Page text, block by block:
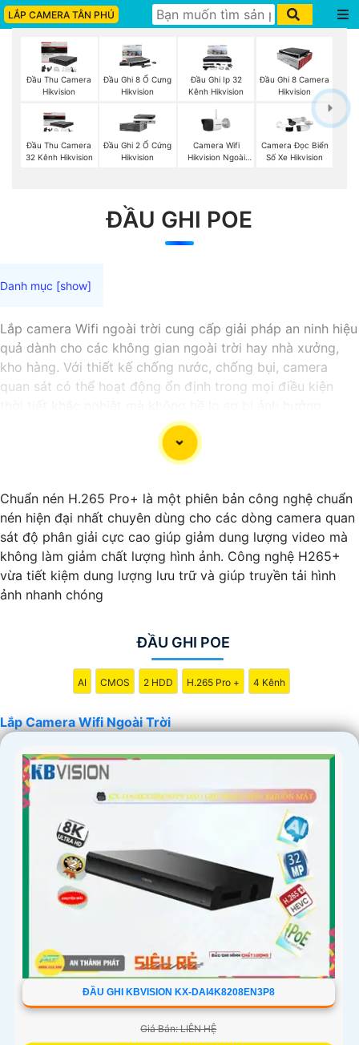
LẮP CAMERA TÂN PHÚ
Đầu Thu Camera
Hikvision
Đầu Ghi 8 Ổ Cưng
Hikvision
Đầu Ghi Ip 32
Kênh Hikvision
Đầu Ghi 8 Camera
Hikvision
Đầu Thu Camera
32 Kênh Hikvision
Đầu Ghi 2 Ổ Cứng
Hikvision
Camera Wifi
Hikvision Ngoài
Camera Đọc Biển
Số Xe Hikvision
ĐẦU GHI POE
Lắp camera Wifi ngoài trời cung cấp giải pháp an ninh hiệu
quả dành cho các không gian ngoài trời hay nhà xưởng,
kho hàng. Với thiết kế chống nước, chống bụi, camera
quan sát có thể hoạt động ổn định trong mọi điều kiện
Camera hỗ trợ kết nối qua mạng Wifi giúp bạn dễ dàng
theo dõi hình ảnh trực tiếp từ điện thoại, máy tính bảng
hay máy tính, dù ở bất kỳ đâu.
Chuẩn nén H.265 Pro+ là một phiên bản công nghệ chuẩn
nén hiện đại nhất chuyên dùng cho các dòng camera quan
sát độ phân giải cực cao giúp giảm dung lượng video mà
không làm giảm chất lượng hình ảnh. Công nghệ H265+
vừa tiết kiệm dung lượng lưu trữ và giúp truyền tải hình
ảnh nhanh chóng
ĐẦU GHI POE
AI CMOS 2 HDD H.265 Pro + 4 Kênh
Lắp Camera Wifi Ngoài Trời
ĐẦU GHI KBVISION KX-DAI4K8208EN3P8
Giá Bán: LIÊN HỆ